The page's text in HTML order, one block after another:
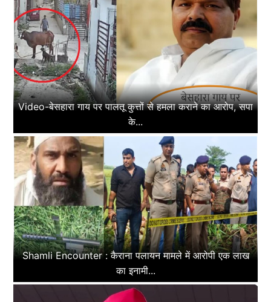
Video-बेसहारा गाय पर पालतू कुत्तों से हमला कराने का आरोप, सपा
के...
Shamli Encounter : कैराना पलायन मामले में आरोपी एक लाख
का इनामी...